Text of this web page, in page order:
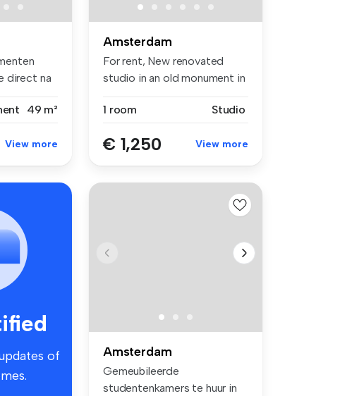
direct na
49 m²
View more
Amsterdam
For rent, New renovated
studio in an old monument in
1 room
Studio
€ 1,250 View more
of
Amsterdam
Gemeubileerde
studentenkamers te huur in